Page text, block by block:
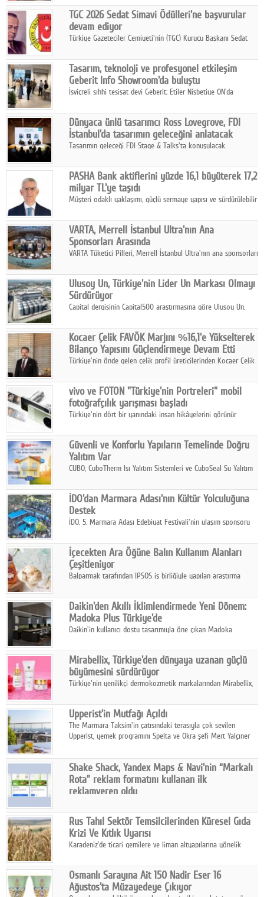
ETKİ YARATIYOR"
TGC 2026 Sedat Simavi Ödülleri'ne başvurular
devam ediyor
Türkiye Gazeteciler Cemiyeti'nin (TGC) Kurucu Başkanı Sedat
Tasarım, teknoloji ve profesyonel etkileşim
Geberit Info Showroom'da buluştu
İsviçreli sıhhi tesisat devi Geberit; Etiler Nisbetiye ON'da
ortaklığıyla özel bir davete ev sahipliği yaptı.
Dünyaca ünlü tasarımcı Ross Lovegrove, FDI
İstanbul'da tasarımın geleceğini anlatacak
Tasarımın geleceği FDI Stage & Talks'ta konuşulacak.
PASHA Bank aktiflerini yüzde 16,1 büyüterek 17,2
milyar TL'ye taşıdı
Müşteri odaklı yaklaşımı, güçlü sermaye yapısı ve sürdürülebilir
yılının ilk yarısında güçlü finansal performansını korudu.
VARTA, Merrell İstanbul Ultra'nın Ana
Sponsorları Arasında
VARTA Tüketici Pilleri, Merrell İstanbul Ultra'nın ana sponsorları
enerjisine güç katıyor.
Ulusoy Un, Türkiye'nin Lider Un Markası Olmayı
Sürdürüyor
Capital dergisinin Capital500 araştırmasına göre Ulusoy Un,
hasılatıyla Türkiye'nin en büyük 83. firması oldu.
Kocaer Çelik FAVÖK Marjını %16,1'e Yükselterek
Bilanço Yapısını Güçlendirmeye Devam Etti
Türkiye'nin önde gelen çelik profil üreticilerinden Kocaer Çelik
Çelik FAVÖK Marjını %16,1'e yükseltti.
vivo ve FOTON "Türkiye'nin Portreleri" mobil
fotoğrafçılık yarışması başladı
Türkiye'nin dört bir yanındaki insan hikâyelerini görünür
insanını, kültürünü ve yaşamını portre fotoğraflarıyla
anlatmaya davet ediyor.
Güvenli ve Konforlu Yapıların Temelinde Doğru
Yalıtım Var
CUBO, CuboTherm Isı Yalıtım Sistemleri ve CuboSeal Su Yalıtım
ve sürdürülebilir çözümler sunuyor.
İDO'dan Marmara Adası'nın Kültür Yolculuğuna
Destek
İDO, 5. Marmara Adası Edebiyat Festivali'nin ulaşım sponsoru
ettiriyor.
İçecekten Ara Öğüne Balın Kullanım Alanları
Çeşitleniyor
Balparmak tarafından IPSOS iş birliğiyle yapılan araştırma
ıhlamur gibi içeceklerde tercih ettiğini ortaya koyuyor.
Daikin'den Akıllı İklimlendirmede Yeni Dönem:
Madoka Plus Türkiye'de
Daikin'in kullanıcı dostu tasarımıyla öne çıkan Madoka
kontrol ünitesi Madoka Plus Türkiye'de satışa sunuldu.
Mirabellix, Türkiye'den dünyaya uzanan güçlü
büyümesini sürdürüyor
Türkiye'nin yenilikçi dermokozmetik markalarından Mirabellix,
ürünleriyle hem yurt içinde hem de uluslararası pazarlarda
büyümesini sürdürüyor.
Upperist'in Mutfağı Açıldı
The Marmara Taksim'in çatısındaki terasıyla çok sevilen
Upperist, yemek programını Spelta ve Okra şefi Mert Yalçıner
Shake Shack, Yandex Maps & Navi'nin “Markalı
Rota” reklam formatını kullanan ilk
reklamveren oldu
artırmak amacıyla Cereyan Medya ve Yandex Ads iş birliğiyle
Yandex Maps & Navi'nin yeni "Markalı Rota" reklam formatını
kullanan ilk marka oldu.
Rus Tahıl Sektör Temsilcilerinden Küresel Gıda
Krizi Ve Kıtlık Uyarısı
Karadeniz'de ticari gemilere ve liman altyapılarına yönelik
geçirdi.
Osmanlı Sarayına Ait 150 Nadir Eser 16
Ağustos'ta Müzayedeye Çıkıyor